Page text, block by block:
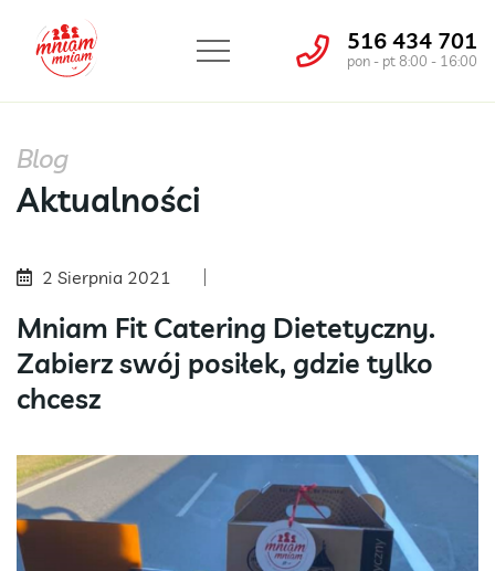
516 434 701
pon - pt 8:00 - 16:00
Blog
Aktualności
2 Sierpnia 2021
Mniam Fit Catering Dietetyczny.
Zabierz swój posiłek, gdzie tylko
chcesz